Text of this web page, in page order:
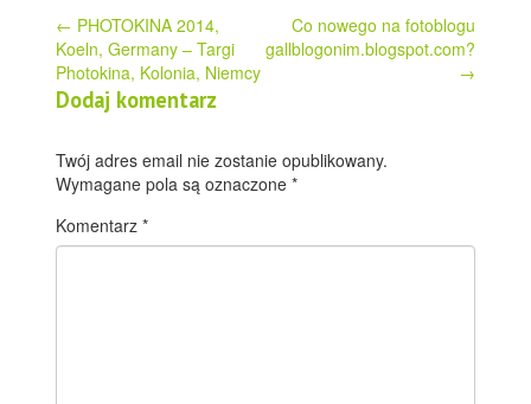
Post
navigation
← PHOTOKINA 2014,
Koeln, Germany – Targi
Photokina, Kolonia, Niemcy
Co nowego na fotoblogu
gallblogonim.blogspot.com?
→
Dodaj komentarz
Twój adres email nie zostanie opublikowany.
Wymagane pola są oznaczone*
Komentarz*